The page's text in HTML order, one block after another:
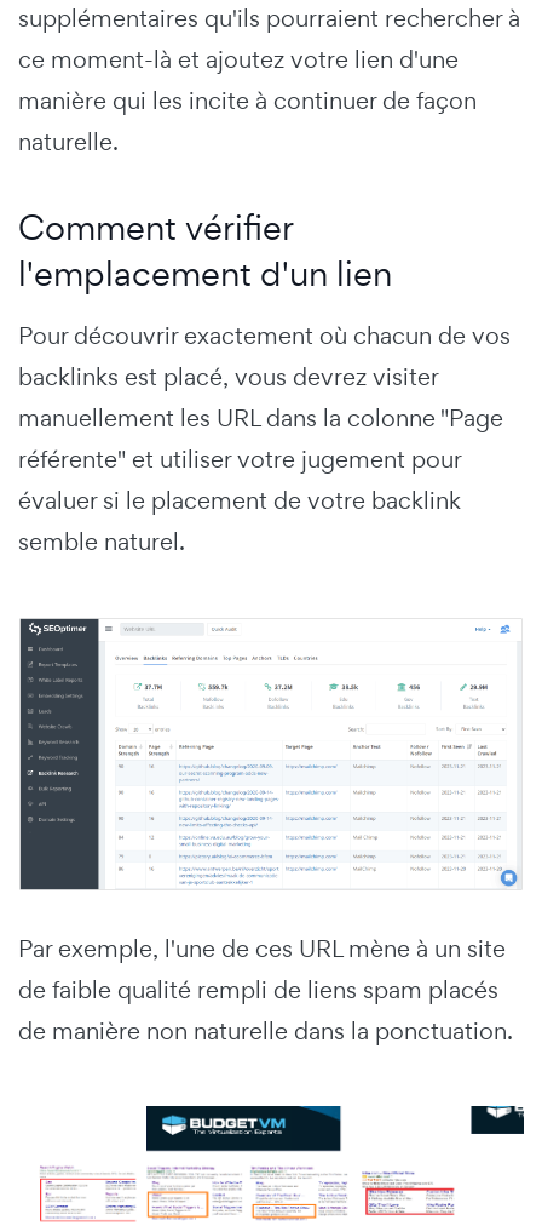
supplémentaires qu'ils pourraient rechercher à
ce moment-là et ajoutez votre lien d'une
manière qui les incite à continuer de façon
naturelle.
Comment vérifier
l'emplacement d'un lien
Pour découvrir exactement où chacun de vos
backlinks est placé, vous devrez visiter
manuellement les URL dans la colonne "Page
référente" et utiliser votre jugement pour
évaluer si le placement de votre backlink
semble naturel.
Par exemple, l'une de ces URL mène à un site
de faible qualité rempli de liens spam placés
de manière non naturelle dans la ponctuation.